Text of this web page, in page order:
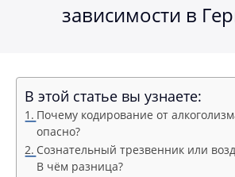
зависимости в
В этой статье вы узнаете:
Почему кодирование от
опасно?
Сознательный трезвенник или
В чём разница?